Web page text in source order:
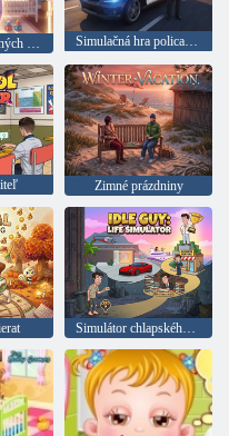
Simulačná hra policajného auta, kriminálny prípad
Zimné prázdniny
Simulátor chlapského života